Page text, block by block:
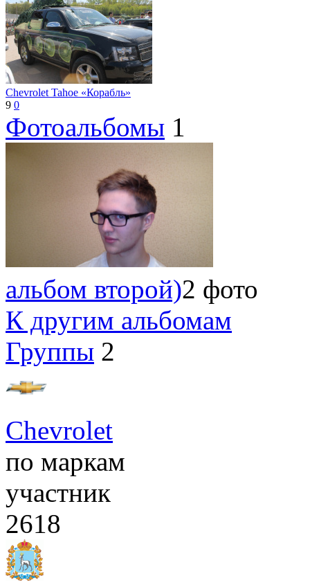
Chevrolet Tahoe «Корабль»
9 0
Фотоальбомы 1
альбом второй)2 фото
К другим альбомам
Группы 2
Chevrolet
по маркам
участник
2618